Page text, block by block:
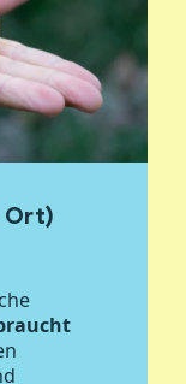
Ort)